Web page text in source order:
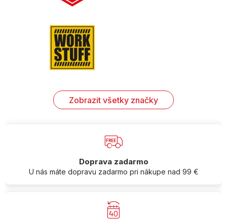
Zobrazit všetky značky
Doprava zadarmo
U nás máte dopravu zadarmo pri nákupe nad 99 €